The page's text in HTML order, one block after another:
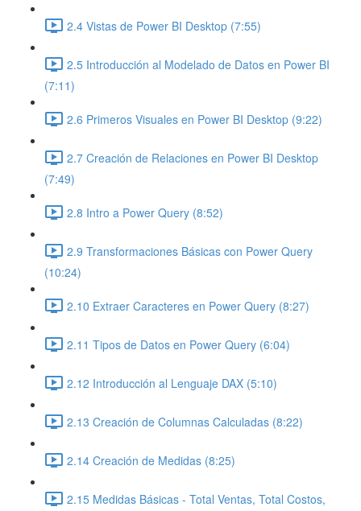
2.4 Vistas de Power BI Desktop (7:55)
2.5 Introducción al Modelado de Datos en Power BI
(7:11)
2.6 Primeros Visuales en Power BI Desktop (9:22)
2.7 Creación de Relaciones en Power BI Desktop
(7:49)
2.8 Intro a Power Query (8:52)
2.9 Transformaciones Básicas con Power Query
(10:24)
2.10 Extraer Caracteres en Power Query (8:27)
2.11 Tipos de Datos en Power Query (6:04)
2.12 Introducción al Lenguaje DAX (5:10)
2.13 Creación de Columnas Calculadas (8:22)
2.14 Creación de Medidas (8:25)
2.15 Medidas Básicas - Total Ventas, Total Costos,